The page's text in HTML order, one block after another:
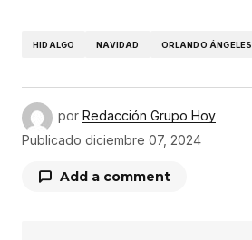
HIDALGO NAVIDAD ORLANDO ÁNGELES
por Redacción Grupo Hoy
Publicado diciembre 07, 2024
Add a comment